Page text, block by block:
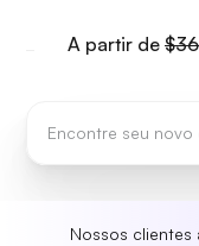
A partir de
Nossos clientes